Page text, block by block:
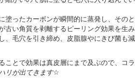
塗ったカーボンが瞬間的に蒸発し、そのと
古い角質を剥離するピーリング効果を生み
、毛穴を引き締め、皮脂腺やにきび菌も減
ことで効果は真皮層にまで及ぶので、コラ
リが出てきます☆